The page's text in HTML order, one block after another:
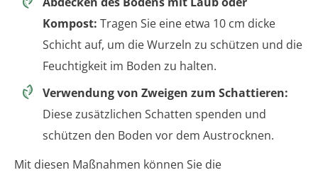
Kompost: Tragen Sie eine etwa 10 cm dicke
Schicht auf, um die Wurzeln zu schützen und die
Feuchtigkeit im Boden zu halten.
Verwendung von Zweigen zum Schattieren:
Diese zusätzlichen Schatten spenden und
schützen den Boden vor dem Austrocknen.
Mit diesen Maßnahmen können Sie die